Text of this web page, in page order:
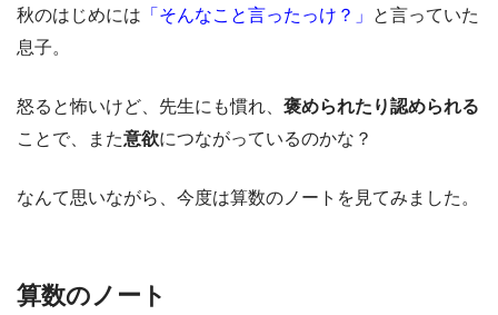
秋のはじめには 「そんなこと言ったっけ？」
と言っていた
息子。
怒ると怖いけど、先生にも慣れ、 褒められたり認められる
ことで、また意欲につながっているのかな？
なんて思いながら、今度は算数のノートを見てみました。
算数のノート